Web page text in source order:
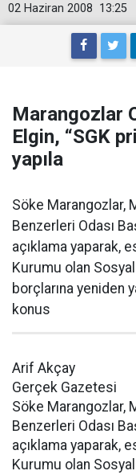
13:25
02 Haziran 2008
Marangozlar
Elgin, “SGK
yapıla
Söke Marangozlar,
Benzerleri Odası
açıklama yaparak,
Kurumu olan
borçlarına yeniden
konus
Arif Akçay
Gerçek Gazetesi
Söke Marangozlar,
Benzerleri Odası
açıklama yaparak,
Kurumu olan